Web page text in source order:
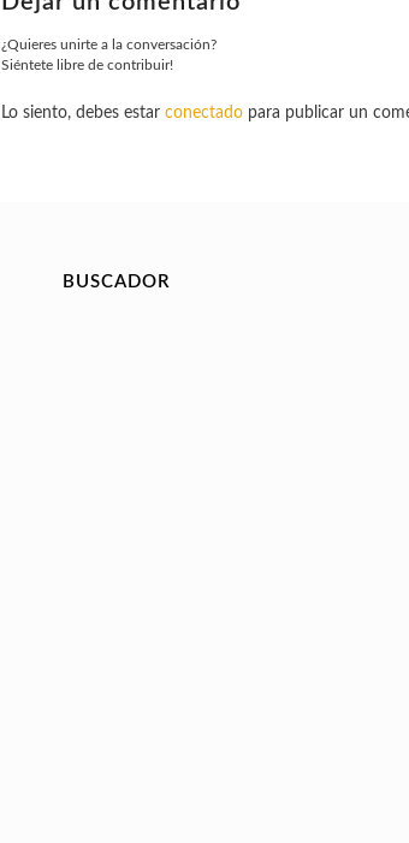
¿Quieres unirte a la conversación?
Siéntete libre de contribuir!
Lo siento, debes estar conectadopara publicar un
BUSCADOR